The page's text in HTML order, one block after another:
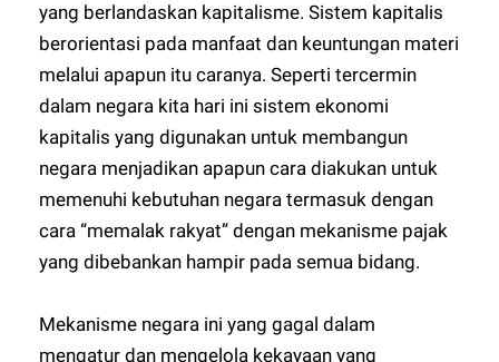
yang berlandaskan kapitalisme. Sistem kapitalis
berorientasi pada manfaat dan keuntungan materi
melalui apapun itu caranya. Seperti tercermin
dalam negara kita hari ini sistem ekonomi
kapitalis yang digunakan untuk membangun
negara menjadikan apapun cara diakukan untuk
memenuhi kebutuhan negara termasuk dengan
cara “memalak rakyat” dengan mekanisme pajak
yang dibebankan hampir pada semua bidang.
Mekanisme negara ini yang gagal dalam
mengatur dan mengelola kekayaan yang